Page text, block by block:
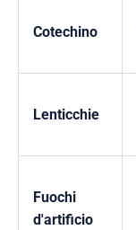
Cotechino
Lenticchie
Fuochi
d'artificio